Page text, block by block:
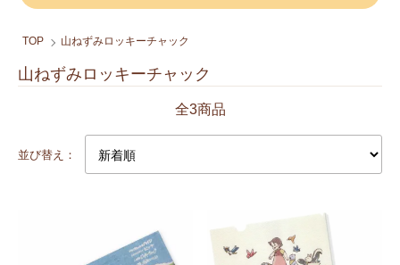
TOP 山ねずみロッキーチャック
山ねずみロッキーチャック
全3商品
並び替え：